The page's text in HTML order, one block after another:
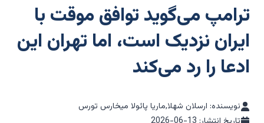
ترامپ می‌گوید توافق موقت با
ایران نزدیک است، اما تهران این
ادعا را رد می‌کند
نویسنده: ارسلان شهلا,ماریا پائولا میخارس تورس